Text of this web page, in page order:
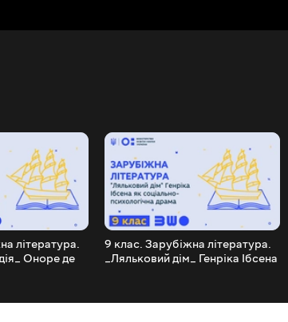
література.
Оноре де
9 клас. Зарубіжна література.
_Ляльковий дім_ Генріка Ібсена